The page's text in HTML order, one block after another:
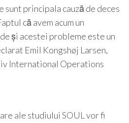
sunt principala cauză de deces
că avem acum un
și acestei probleme este un
Emil Kongshøj Larsen,
International Operations
ale studiului SOUL vor fi